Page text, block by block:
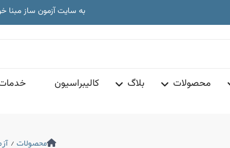
به سایت آزمون ساز مبنا
تجهیزات
محصولات بلاگ کالیبراسیون
محصولات/